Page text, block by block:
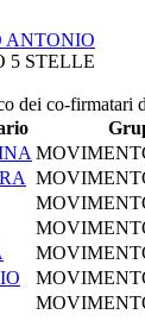
ANTONIO
5 STELLE
dei co-firmatari